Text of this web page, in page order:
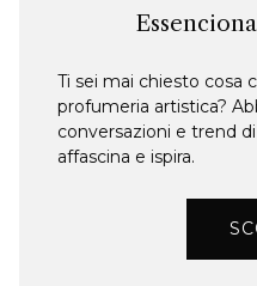
Ti sei mai chiesto cosa
profumeria artistica?
conversazioni e trend
affascina e ispira.